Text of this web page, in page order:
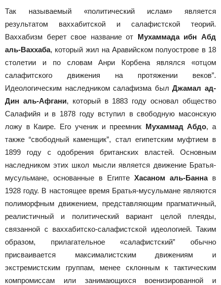
Так называемый «политический ислам» является
результатом ваххабитской и салафистской теорий.
Ваххабизм берет свое название от Мухаммада ибн Абд
аль-Ваххаба, который жил на Аравийском полуострове в 18
столетии и по словам Анри Корбена являлся «отцом
салафитского движения на протяжении веков”.
Идеологическим наследником салафизма былДжамал ад-
Дин аль-Афгани, который в 1883 году основал общество
Салафийя и в 1878 году вступил в свободную масонскую
ложу в Каире. Его ученик и преемник Мухаммад Абдо, а
также “свободный каменщик”, стал египетским муфтием в
1899 году с одобрения британских властей. Основным
наследником этих школ мысли является движение Братья-
мусульмане, основанные в Египте Хасаном аль-Баннав
1928 году. В настоящее время Братья-мусульмане являются
полиморфным движением, представляющим прагматичный,
реалистичный и политический вариант целой плеяды,
связанной с ваххабитско-салафистской идеологией. Таким
образом, прилагательное «салафистский” обычно
присваивается максималистским движениям и
экстремистским группам, менее склонным к тактическим
компромиссам или занимающихся военизированной и